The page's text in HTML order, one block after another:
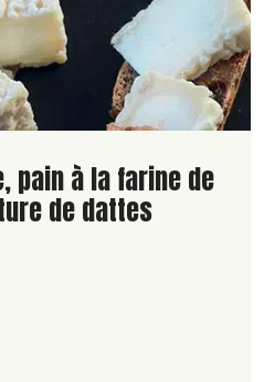
pain à la farine de
de dattes